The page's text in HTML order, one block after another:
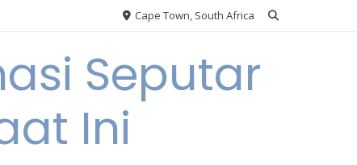
Cape Town, South Africa
Seputar
Ini